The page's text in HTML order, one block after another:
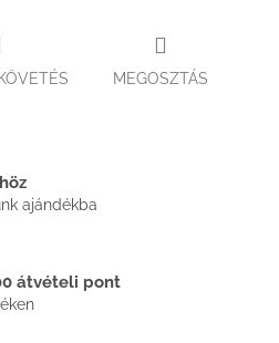
MEGOSZTÁS
ajándékba
átvételi pont